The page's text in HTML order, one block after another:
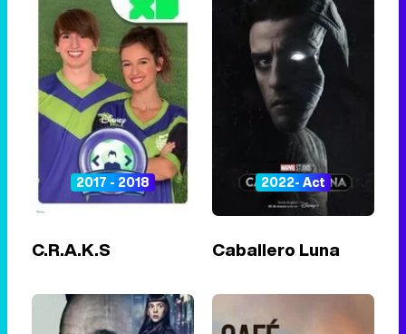
2017 - 2018
C.R.A.K.S
2022- Act
Caballero Luna